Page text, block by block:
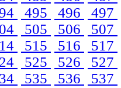
495 496
497
505 506
507
515 516
517
525 526
527
535 536
537